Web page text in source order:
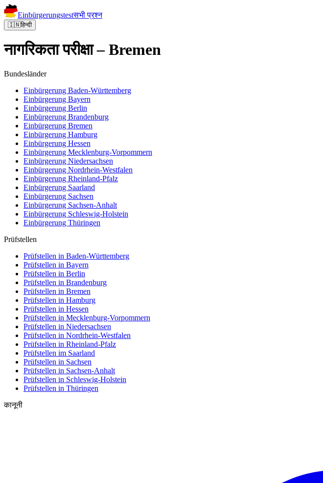
Einbürgerungstestसभी प्रश्न
🇮🇳हिन्दी
नागरिकता परीक्षा – Bremen
Bundesländer
Einbürgerung Baden-Württemberg
Einbürgerung Bayern
Einbürgerung Berlin
Einbürgerung Brandenburg
Einbürgerung Bremen
Einbürgerung Hamburg
Einbürgerung Hessen
Einbürgerung Mecklenburg-Vorpommern
Einbürgerung Niedersachsen
Einbürgerung Nordrhein-Westfalen
Einbürgerung Rheinland-Pfalz
Einbürgerung Saarland
Einbürgerung Sachsen
Einbürgerung Sachsen-Anhalt
Einbürgerung Schleswig-Holstein
Einbürgerung Thüringen
Prüfstellen
Prüfstellen in Baden-Württemberg
Prüfstellen in Bayern
Prüfstellen in Berlin
Prüfstellen in Brandenburg
Prüfstellen in Bremen
Prüfstellen in Hamburg
Prüfstellen in Hessen
Prüfstellen in Mecklenburg-Vorpommern
Prüfstellen in Niedersachsen
Prüfstellen in Nordrhein-Westfalen
Prüfstellen in Rheinland-Pfalz
Prüfstellen im Saarland
Prüfstellen in Sachsen
Prüfstellen in Sachsen-Anhalt
Prüfstellen in Schleswig-Holstein
Prüfstellen in Thüringen
कानूनी